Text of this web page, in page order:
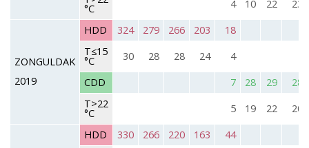
°C 4 10 22 23
ZONGULDAK
2019
HDD 324 279 266 203
18
T≤15
°C 30 28 28 24
4
CDD
7 28 29
28
T>22
°C 5 19 22 20
HDD 330 266 220 163
44